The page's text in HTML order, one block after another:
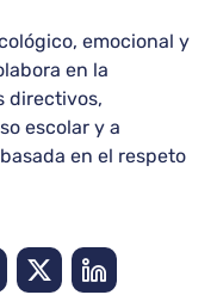
emocional y
en la
directivos,
escolar y a
en el respeto